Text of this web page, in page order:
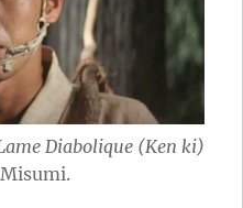
Diabolique (Ken ki)